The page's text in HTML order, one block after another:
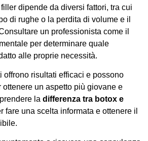
dipende da diversi fattori, tra cui
di rughe o la perdita di volume e il
un professionista come il
per determinare quale
alle proprie necessità.
offrono risultati efficaci e possono
un aspetto più giovane e
la differenza tra botox e
fare una scelta informata e ottenere il